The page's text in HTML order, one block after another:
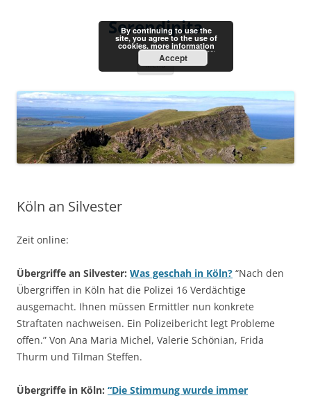
Serendipita
Menu
Köln an Silvester
Zeit online:
Übergriffe an Silvester: Was geschah in Köln? “Nach den
Übergriffen in Köln hat die Polizei 16 Verdächtige
ausgemacht. Ihnen müssen Ermittler nun konkrete
Straftaten nachweisen. Ein Polizeibericht legt Probleme
offen.” Von Ana Maria Michel, Valerie Schönian, Frida
Thurm und Tilman Steffen.
Übergriffe in Köln: “Die Stimmung wurde immer
By continuing to use the
site, you agree to the use of
cookies. more information
Accept